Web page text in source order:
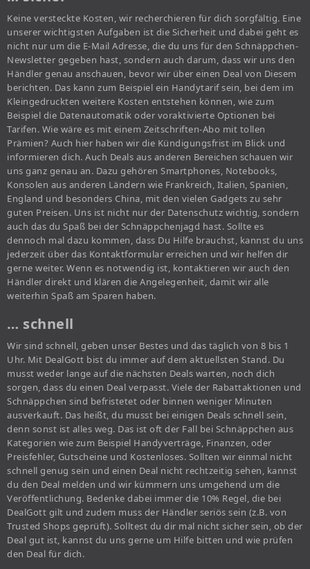
Keine versteckte Kosten, wir recherchieren für dich sorgfältig. Eine
unserer wichtigsten Aufgaben ist die Sicherheit und dabei geht es
nicht nur um die E-Mail Adresse, die du uns für den Schnäppchen-
Newsletter gegeben hast, sondern auch darum, dass wir uns den
Händler genau anschauen, bevor wir über einen Deal von Diesem
berichten. Das kann zum Beispiel ein Handytarif sein, bei dem im
Kleingedruckten weitere Kosten entstehen können, wie zum
Beispiel die Datenautomatik oder voraktivierte Optionen bei
Tarifen. Wie wäre es mit einem Zeitschriften-Abo mit tollen
Prämien? Auch hier haben wir die Kündigungsfrist im Blick und
informieren dich. Auch Deals aus anderen Bereichen schauen wir
uns ganz genau an. Dazu gehören Smartphones, Notebooks,
Konsolen aus anderen Ländern wie Frankreich, Italien, Spanien,
England und besonders China, mit den vielen Gadgets zu sehr
guten Preisen. Uns ist nicht nur der Datenschutz wichtig, sondern
auch das du Spaß bei der Schnäppchenjagd hast. Sollte es
dennoch mal dazu kommen, dass Du Hilfe brauchst, kannst du uns
jederzeit über das Kontaktformular erreichen und wir helfen dir
gerne weiter. Wenn es notwendig ist, kontaktieren wir auch den
Händler direkt und klären die Angelegenheit, damit wir alle
weiterhin Spaß am Sparen haben.
… schnell
Wir sind schnell, geben unser Bestes und das täglich von 8 bis 1
Uhr. Mit DealGott bist du immer auf dem aktuellsten Stand. Du
musst weder lange auf die nächsten Deals warten, noch dich
sorgen, dass du einen Deal verpasst. Viele der Rabattaktionen und
Schnäppchen sind befristetet oder binnen weniger Minuten
ausverkauft. Das heißt, du musst bei einigen Deals schnell sein,
denn sonst ist alles weg. Das ist oft der Fall bei Schnäppchen aus
Kategorien wie zum Beispiel Handyverträge, Finanzen, oder
Preisfehler, Gutscheine und Kostenloses. Sollten wir einmal nicht
schnell genug sein und einen Deal nicht rechtzeitig sehen, kannst
du den Deal melden und wir kümmern uns umgehend um die
Veröffentlichung. Bedenke dabei immer die 10% Regel, die bei
DealGott gilt und zudem muss der Händler seriös sein (z.B. von
Trusted Shops geprüft). Solltest du dir mal nicht sicher sein, ob der
Deal gut ist, kannst du uns gerne um Hilfe bitten und wie prüfen
den Deal für dich.